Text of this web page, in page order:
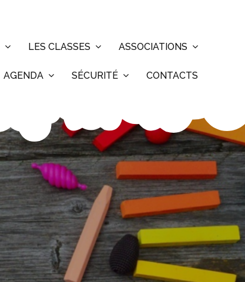
LES CLASSES ASSOCIATIONS
AGENDA SÉCURITÉ CONTACTS